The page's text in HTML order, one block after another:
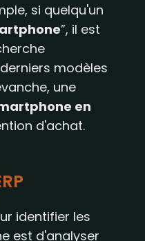
si quelqu'un
”, il est
modèles
une
en
d'achat.
identifier les
est d'analyser